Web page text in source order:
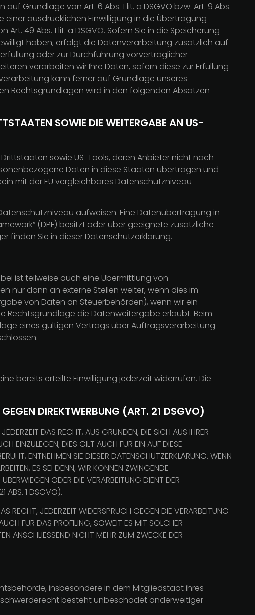
Grundlage von Art. 6 Abs. 1 lit. a DSGVO bzw. Art. 9 Abs.
einer ausdrücklichen Einwilligung in die Übertragung
49 Abs. 1 lit. a DSGVO. Sofern Sie in die Speicherung
haben, erfolgt die Datenverarbeitung zusätzlich auf
oder zur Durchführung vorvertraglicher
verarbeiten wir Ihre Daten, sofern diese zur Erfüllung
kann ferner auf Grundlage unseres
Rechtsgrundlagen wird in den folgenden Absätzen
SOWIE DIE WEITERGABE AN US-
sowie US-Tools, deren Anbieter nicht nach
Daten in diese Staaten übertragen und
mit der EU vergleichbares Datenschutzniveau
aufweisen. Eine Datenübertragung in
(DPF) besitzt oder über geeignete zusätzliche
finden Sie in dieser Datenschutzerklärung.
ist teilweise auch eine Übermittlung von
nur dann an externe Stellen weiter, wenn dies im
von Daten an Steuerbehörden), wenn wir ein
Rechtsgrundlage die Datenweitergabe erlaubt. Beim
eines gültigen Vertrags über Auftragsverarbeitung
bereits erteilte Einwilligung jederzeit widerrufen. Die
GEGEN DIREKTWERBUNG (ART. 21 DSGVO)
DAS RECHT, AUS GRÜNDEN, DIE SICH AUS IHRER
EINZULEGEN; DIES GILT AUCH FÜR EIN AUF DIESE
ENTNEHMEN SIE DIESER DATENSCHUTZERKLÄRUNG. WENN
ES SEI DENN, WIR KÖNNEN ZWINGENDE
ODER DIE VERARBEITUNG DIENT DER
ABS. 1 DSGVO).
RECHT, JEDERZEIT WIDERSPRUCH GEGEN DIE VERARBEITUNG
FÜR DAS PROFILING, SOWEIT ES MIT SOLCHER
ANSCHLIESSEND NICHT MEHR ZUM ZWECKE DER
insbesondere in dem Mitgliedstaat ihres
besteht unbeschadet anderweitiger